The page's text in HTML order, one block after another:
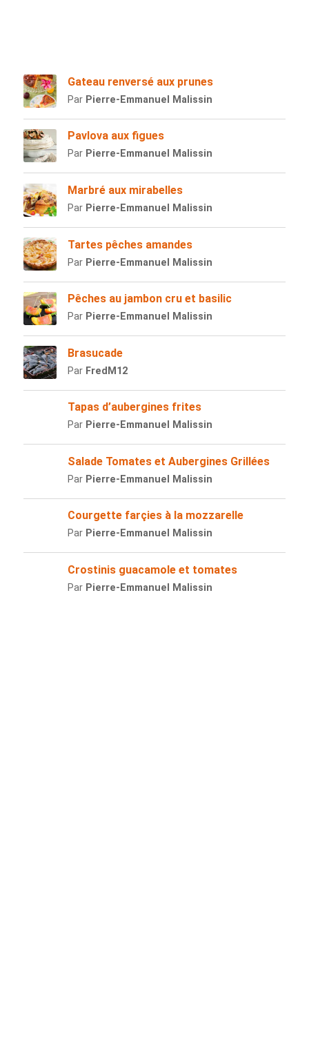
Gateau renversé aux prunes
Par Pierre-Emmanuel Malissin
Pavlova aux figues
Par Pierre-Emmanuel Malissin
Marbré aux mirabelles
Par Pierre-Emmanuel Malissin
Tartes pêches amandes
Par Pierre-Emmanuel Malissin
Pêches au jambon cru et basilic
Par Pierre-Emmanuel Malissin
Brasucade
Par FredM12
Tapas d’aubergines frites
Par Pierre-Emmanuel Malissin
Salade Tomates et Aubergines Grillées
Par Pierre-Emmanuel Malissin
Courgette farçies à la mozzarelle
Par Pierre-Emmanuel Malissin
Crostinis guacamole et tomates
Par Pierre-Emmanuel Malissin